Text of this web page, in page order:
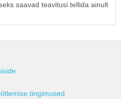
saavad teavitusi tellida ainult
tingimused